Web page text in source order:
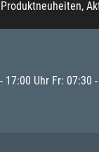
Produktneuheiten,
17:00 Uhr Fr: 07:30